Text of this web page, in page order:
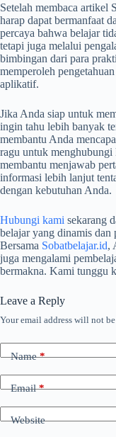
Setelah membaca artikel
harap dapat bermanfaat
percaya bahwa belajar
tetapi juga melalui
bimbingan dari para
memperoleh
aplikatif.
Jika Anda siap untuk
ingin tahu lebih banyak
membantu Anda
ragu untuk
membantu menjawab
informasi lebih lanjut
dengan kebutuhan Anda.
Hubungi kami sekarang
belajar yang dinamis dan
Bersama Sobatbelajar.id,
juga mengalami
bermakna. Kami tunggu
Leave a Reply
Your email address will not
Name*
Email*
Website